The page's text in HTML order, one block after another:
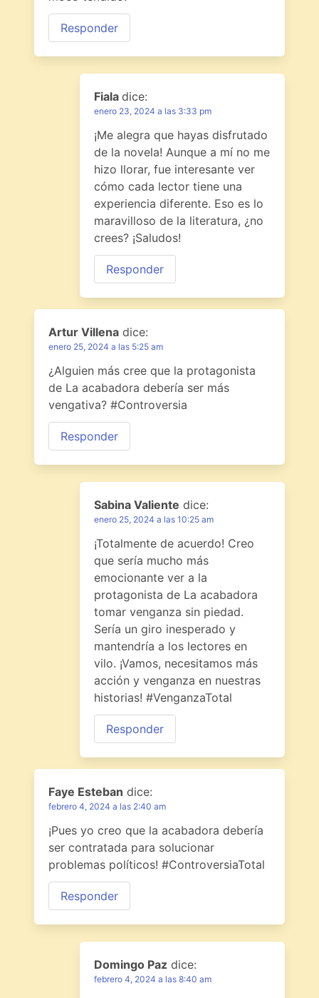
Responder
Fiala dice:
enero 23, 2024 a las 3:33 pm
¡Me alegra que hayas disfrutado
de la novela! Aunque a mí no me
hizo llorar, fue interesante ver
cómo cada lector tiene una
experiencia diferente. Eso es lo
maravilloso de la literatura, ¿no
crees? ¡Saludos!
Responder
Artur Villena dice:
enero 25, 2024 a las 5:25 am
¿Alguien más cree que la protagonista
de La acabadora debería ser más
vengativa? #Controversia
Responder
Sabina Valiente dice:
enero 25, 2024 a las 10:25 am
¡Totalmente de acuerdo! Creo
que sería mucho más
emocionante ver a la
protagonista de La acabadora
tomar venganza sin piedad.
Sería un giro inesperado y
mantendría a los lectores en
vilo. ¡Vamos, necesitamos más
acción y venganza en nuestras
historias! #VenganzaTotal
Responder
Faye Esteban dice:
febrero 4, 2024 a las 2:40 am
¡Pues yo creo que la acabadora debería
ser contratada para solucionar
problemas políticos! #ControversiaTotal
Responder
Domingo Paz dice:
febrero 4, 2024 a las 8:40 am